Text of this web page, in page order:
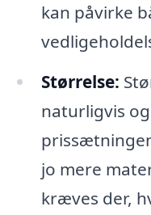
kan påvirke
Størrelse:
naturligvis
jo mere
kræves der,